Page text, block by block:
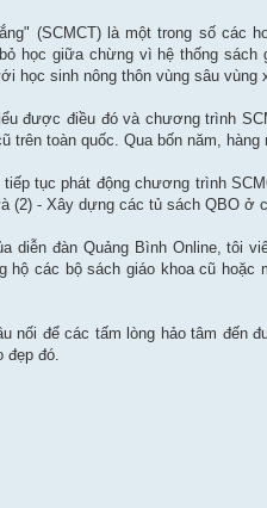
(SCMCT) là một trong số các
học giữa chừng vì hệ thống
học sinh nông thôn vùng sâu vùng
được điều đó và chương trình
trên toàn quốc. Qua bốn năm,
tục phát động chương trình
(2) - Xây dựng các tủ sách QBO ở
diễn đàn Quảng Bình Online, tôi
hộ các bộ sách giáo khoa cũ
nối để các tấm lòng hảo tâm
đó.